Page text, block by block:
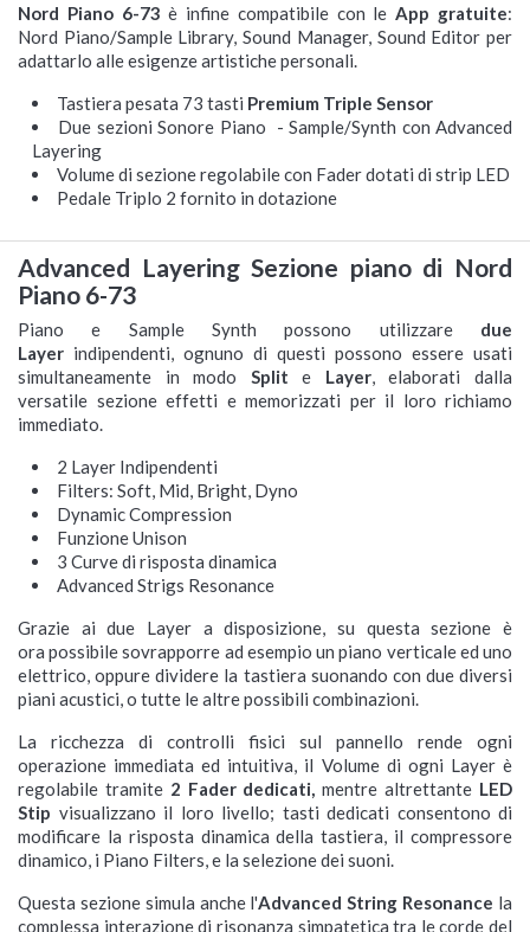
Disponibilità immediata
Spedizione gratuita
1.239,00 €
 Disponibile su ordinazione
 Spedizione gratuita
2.427,00 €
Disponibile su ordinazione
Spedizione gratuita
2.348,00 €
 Disponibilità immediata
 Spedizione gratuita
1.404,00 €
Disponibilità immediata
Spedizione gratuita
1.719,00 €
 Disponibilità immediata
 Spedizione gratuita
3.850,00 €
Disponibilità immediata
Spedizione gratuita
4.123,00 €
 Disponibilità immediata
 Spedizione gratuita
1.257,00 €
Disponibile su ordinazione
Spedizione gratuita
1.399,00 €
 Disponibilità immediata
 Spedizione gratuita
2.492,00 €
Nord Piano 6-73è infine compatibile con leApp gratuite:
Nord Piano/Sample Library, Sound Manager, Sound Editor per
adattarlo alle esigenze artistiche personali.
Tastiera pesata 73 tasti Premium Triple Sensor
Due sezioni Sonore Piano - Sample/Synth con Advanced
Layering
Volume di sezione regolabile con Fader dotati di strip LED
Pedale Triplo 2 fornito in dotazione
Advanced Layering Sezione piano di Nord
Piano 6-73
Piano e Sample Synth possono utilizzaredue
Layer indipendenti, ognuno di questi possono essere usati
simultaneamente in modo Splite Layer, elaborati dalla
versatile sezione effetti e memorizzati per il loro richiamo
immediato.
2 Layer Indipendenti
Filters: Soft, Mid, Bright, Dyno
Dynamic Compression
Funzione Unison
3 Curve di risposta dinamica
Advanced Strigs Resonance
Grazie ai due Layer a disposizione, su questa sezione è
ora possibile sovrapporre ad esempio un piano verticale ed uno
elettrico, oppure dividere la tastiera suonando con due diversi
piani acustici, o tutte le altre possibili combinazioni.
La ricchezza di controlli fisici sul pannello rende ogni
operazione immediata ed intuitiva, il Volume di ogni Layer è
regolabile tramite 2 Fader dedicati, mentre altrettante LED
Stip visualizzano il loro livello; tasti dedicati consentono di
modificare la risposta dinamica della tastiera, il compressore
dinamico, i Piano Filters, e la selezione dei suoni.
Questa sezione simula anche l'Advanced String Resonance la
complessa interazione di risonanza simpatetica tra le corde del